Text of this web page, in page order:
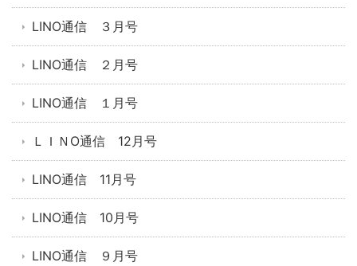
LINO通信 ３月号
LINO通信 ２月号
LINO通信 １月号
ＬＩＮO通信 12月号
LINO通信 11月号
LINO通信 10月号
LINO通信 ９月号